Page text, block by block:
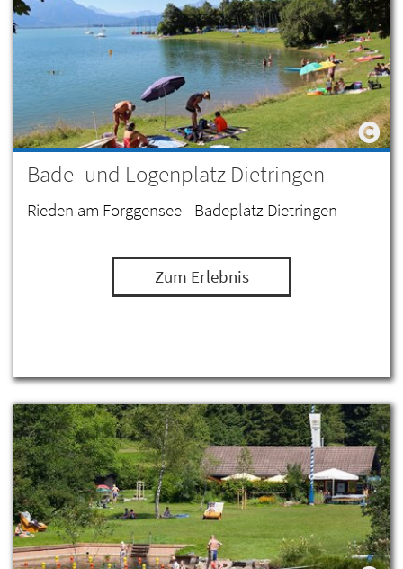
Bade- und Logenplatz Dietringen
Rieden am Forggensee - Badeplatz Dietringen
Zum Erlebnis